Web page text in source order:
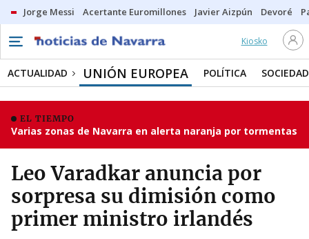
Jorge Messi Acertante Euromillones Javier Aizpún Devoré
Kiosko
ACTUALIDAD UNIÓN EUROPEA POLÍTICA SOCIEDAD
EL TIEMPO
Varias zonas de Navarra en alerta naranja por tormentas
Leo Varadkar anuncia por
sorpresa su dimisión como
primer ministro irlandés